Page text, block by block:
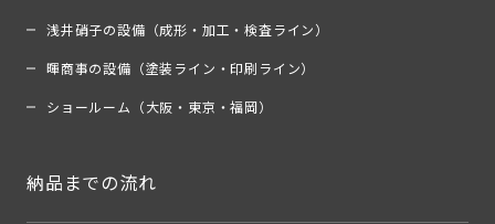
浅井硝子の設備（成形・加工・検査ライン）
暉商事の設備（塗装ライン・印刷ライン）
ショールーム（大阪・東京・福岡）
納品までの流れ